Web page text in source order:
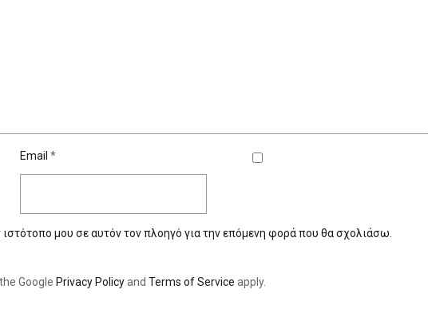
Email *
μου σε αυτόν τον πλοηγό για την επόμενη φορά που θα σχολιάσω.
Google Privacy Policyand Terms of Service apply.